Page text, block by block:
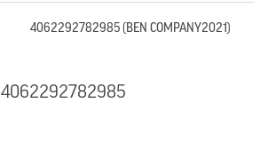
4062292782985 (BEN COMPANY2021)
4062292782985